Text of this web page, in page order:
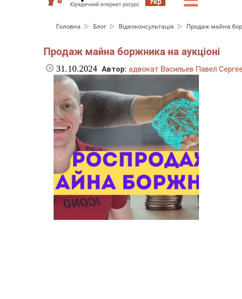
Головна Блог Відеоконсультація Продаж майна
Продаж майна боржника на аукціоні
31.10.2024 Автор: адвокат Васильев Павел